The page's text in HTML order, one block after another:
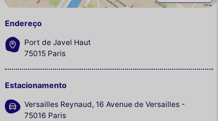
Endereço
Port de Javel Haut
75015 Paris
Estacionamento
Versailles Reynaud, 16 Avenue de Versailles -
75016 Paris